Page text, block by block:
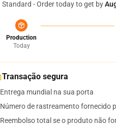
Standard - Order today to get by
Production
Today
Transação segura
Entrega mundial na sua porta
Número de rastreamento fornecido
Reembolso total se o produto não